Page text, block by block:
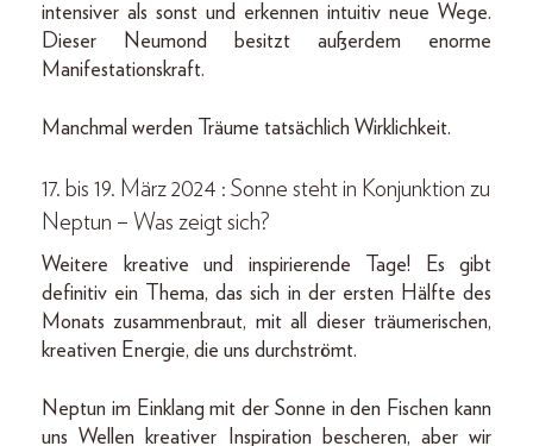
intensiver als sonst und erkennen intuitiv neue Wege.
Dieser Neumond besitzt außerdem enorme
Manifestationskraft.
Manchmal werden Träume tatsächlich Wirklichkeit.
17. bis 19. März 2024 : Sonne steht in Konjunktion zu
Neptun – Was zeigt sich?
Weitere kreative und inspirierende Tage! Es gibt
definitiv ein Thema, das sich in der ersten Hälfte des
Monats zusammenbraut, mit all dieser träumerischen,
kreativen Energie, die uns durchströmt.
Neptun im Einklang mit der Sonne in den Fischen kann
uns Wellen kreativer Inspiration bescheren, aber wir